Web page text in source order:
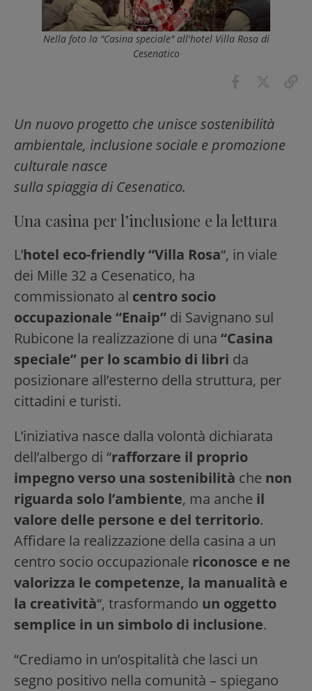
Nella foto la "Casina speciale" all'hotel Villa Rosa di
Cesenatico
Un nuovo progetto che unisce sostenibilità
ambientale, inclusione sociale e promozione
culturale nasce
sulla spiaggia di Cesenatico.
Una casina per l’inclusione e la lettura
L’hotel eco-friendly “Villa Rosa“, in viale
dei Mille 32 a Cesenatico, ha
commissionato al centro socio
occupazionale “Enaip” di Savignano sul
Rubicone la realizzazione di una “Casina
speciale” per lo scambio di libri da
posizionare all’esterno della struttura, per
cittadini e turisti.
L’iniziativa nasce dalla volontà dichiarata
dell’albergo di “rafforzare il proprio
impegno verso una sostenibilità che non
riguarda solo l’ambiente, ma anche il
valore delle persone e del territorio.
Affidare la realizzazione della casina a un
centro socio occupazionale riconosce e ne
valorizza le competenze, la manualità e
la creatività“, trasformando un oggetto
semplice in un simbolo di inclusione.
“Crediamo in un’ospitalità che lasci un
segno positivo nella comunità – spiegano